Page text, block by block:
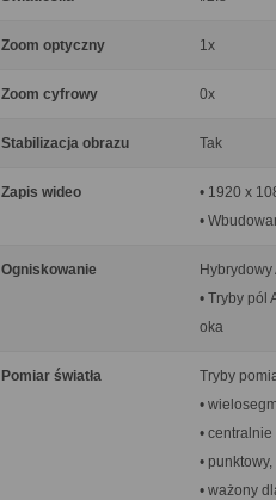
Zoom optyczny 1x
Zoom cyfrowy 0x
Stabilizacja obrazu Tak
Zapis wideo
• 1920 x
•
Ogniskowanie
• Tryby pól
oka
Pomiar światła
Tryby
•
•
• punktowy,
• ważony